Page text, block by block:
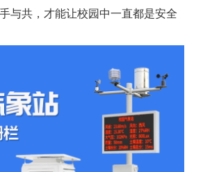
与共，才能让校园中一直都是安全